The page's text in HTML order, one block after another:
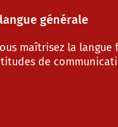
générale
maîtrisez la langue
de